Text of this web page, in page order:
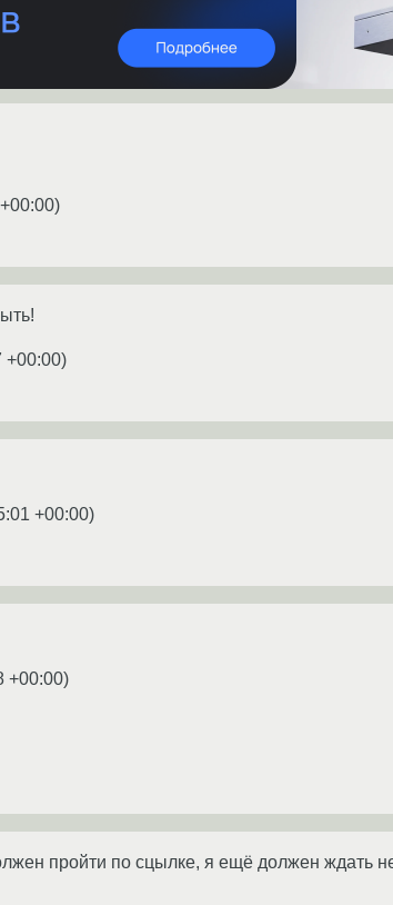
)
+00:00)
+00:00)
+00:00)
пройти по сцылке, я ещё должен ждать